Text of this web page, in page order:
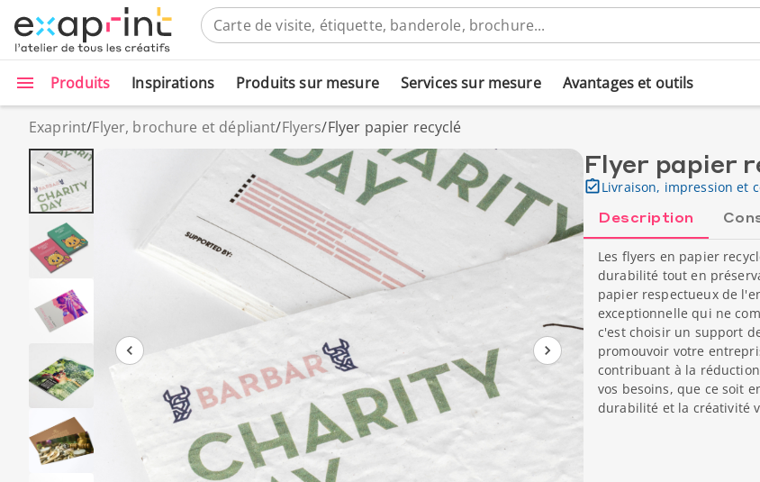
Produits Inspirations Produits sur mesure Services sur mesure Avantages et outils
Exaprint/Flyer, brochure et dépliant/Flyers/Flyer papier recyclé
Flyer papier
Livraison, impression et
Description
Les flyers en papier
durabilité tout en
papier respectueux de
exceptionnelle qui ne
c'est choisir un support
promouvoir votre
contribuant à la
vos besoins, que ce soit
durabilité et la créativité